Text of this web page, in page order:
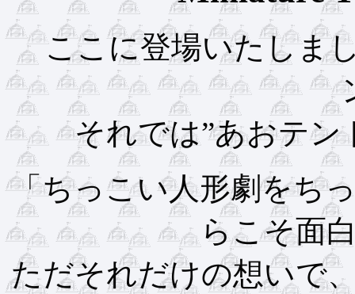
ここに登場いたしまし
それでは”あおテン
「ちっこい人形劇をち
らこそ面
ただそれだけの想いで